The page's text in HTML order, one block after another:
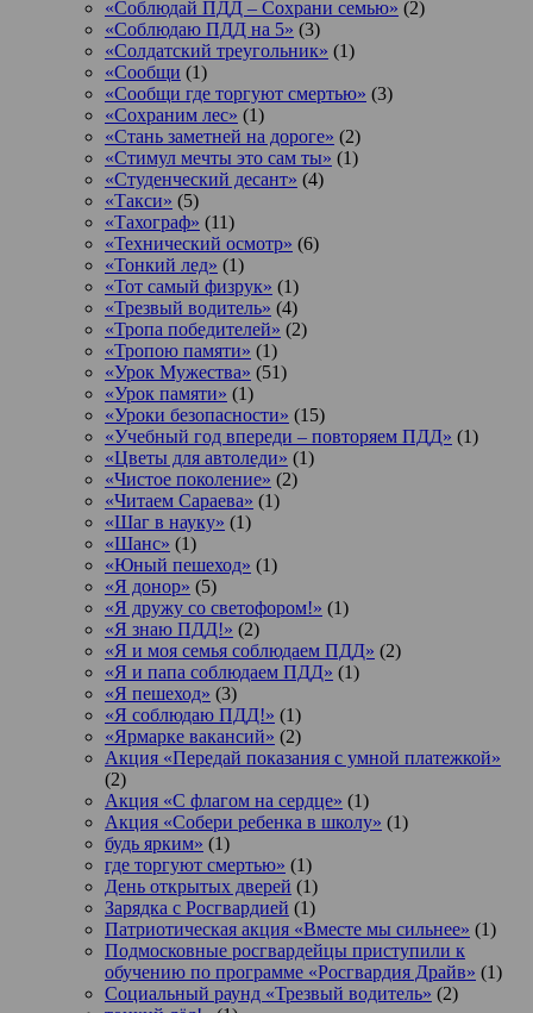
«Соблюдай ПДД – Сохрани семью» (2)
«Соблюдаю ПДД на 5» (3)
«Солдатский треугольник» (1)
«Сообщи (1)
«Сообщи где торгуют смертью» (3)
«Сохраним лес» (1)
«Стань заметней на дороге» (2)
«Стимул мечты это сам ты» (1)
«Студенческий десант» (4)
«Такси» (5)
«Тахограф» (11)
«Технический осмотр» (6)
«Тонкий лед» (1)
«Тот самый физрук» (1)
«Трезвый водитель» (4)
«Тропа победителей» (2)
«Тропою памяти» (1)
«Урок Мужества» (51)
«Урок памяти» (1)
«Уроки безопасности» (15)
«Учебный год впереди – повторяем ПДД» (1)
«Цветы для автоледи» (1)
«Чистое поколение» (2)
«Читаем Сараева» (1)
«Шаг в науку» (1)
«Шанс» (1)
«Юный пешеход» (1)
«Я донор» (5)
«Я дружу со светофором!» (1)
«Я знаю ПДД!» (2)
«Я и моя семья соблюдаем ПДД» (2)
«Я и папа соблюдаем ПДД» (1)
«Я пешеход» (3)
«Я соблюдаю ПДД!» (1)
«Ярмарке вакансий» (2)
Акция «Передай показания с умной платежкой»
(2)
Акция «С флагом на сердце» (1)
Акция «Собери ребенка в школу» (1)
будь ярким» (1)
где торгуют смертью» (1)
День открытых дверей (1)
Зарядка с Росгвардией (1)
Патриотическая акция «Вместе мы сильнее» (1)
Подмосковные росгвардейцы приступили к
обучению по программе «Росгвардия Драйв» (1)
Социальный раунд «Трезвый водитель» (2)